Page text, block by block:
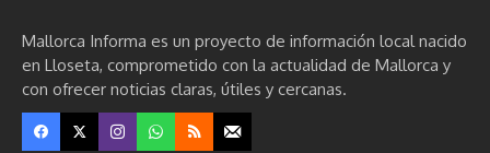
Mallorca Informa es un proyecto de información local nacido
en Lloseta, comprometido con la actualidad de Mallorca y
con ofrecer noticias claras, útiles y cercanas.